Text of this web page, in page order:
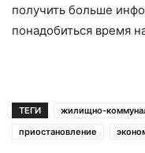
получить больше
понадобиться время
ТЕГИ жилищно-
приостановление